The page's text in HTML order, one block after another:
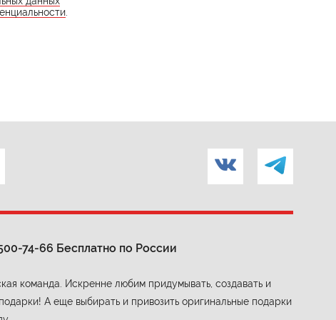
74-66 Бесплатно по России
команда. Искренне любим придумывать, создавать и
А еще выбирать и привозить оригинальные подарки